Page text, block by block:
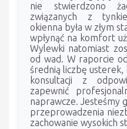
nie stwierdzono
związanych z
okienna była w złym
wpłynąć na komfort
Wylewki natomiast
od wad. W raporcie
średnią liczbę usterek,
konsultacji z
zapewnić
naprawcze. Jesteśmy
przeprowadzenia
zachowanie wysokich